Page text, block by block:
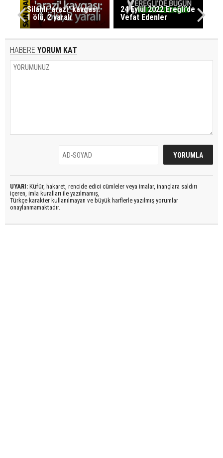
Silahlı 'arazi' kavgası:
1 ölü, 2 yaralı
24 Eylül 2022 Ereğli’de
Vefat Edenler
HABERE YORUM KAT
UYARI: Küfür, hakaret, rencide edici cümleler veya imalar, inançlara saldırı
içeren, imla kuralları ile yazılmamış,
Türkçe karakter kullanılmayan ve büyük harflerle yazılmış yorumlar
onaylanmamaktadır.